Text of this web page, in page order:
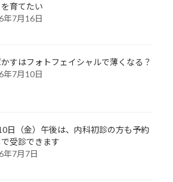
育てたい
年7月16日
すはフォトフェイシャルで薄くなる？
年7月10日
日（金）午後は、内科初診の方も予約
受診できます
年7月7日